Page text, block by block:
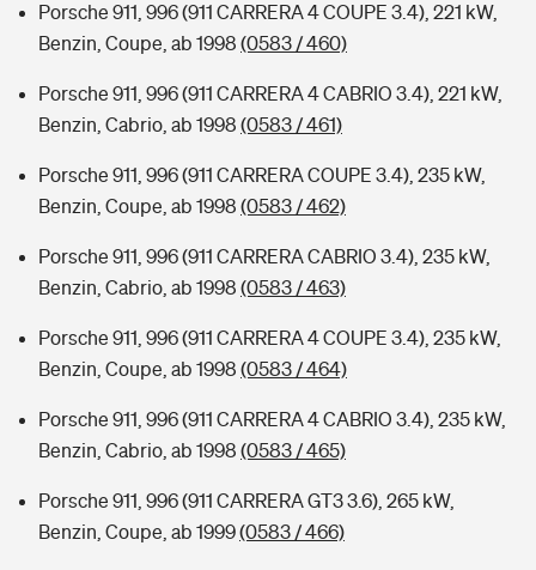
Porsche 911, 996 (911 CARRERA 4 COUPE 3.4), 221 kW,
Benzin, Coupe, ab 1998 (0583 / 460)
Porsche 911, 996 (911 CARRERA 4 CABRIO 3.4), 221 kW,
Benzin, Cabrio, ab 1998 (0583 / 461)
Porsche 911, 996 (911 CARRERA COUPE 3.4), 235 kW,
Benzin, Coupe, ab 1998 (0583 / 462)
Porsche 911, 996 (911 CARRERA CABRIO 3.4), 235 kW,
Benzin, Cabrio, ab 1998 (0583 / 463)
Porsche 911, 996 (911 CARRERA 4 COUPE 3.4), 235 kW,
Benzin, Coupe, ab 1998 (0583 / 464)
Porsche 911, 996 (911 CARRERA 4 CABRIO 3.4), 235 kW,
Benzin, Cabrio, ab 1998 (0583 / 465)
Porsche 911, 996 (911 CARRERA GT3 3.6), 265 kW,
Benzin, Coupe, ab 1999(0583 / 466)